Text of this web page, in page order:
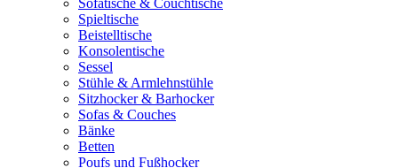
Sofatische & Couchtische
Spieltische
Beistelltische
Konsolentische
Sessel
Stühle & Armlehnstühle
Sitzhocker & Barhocker
Sofas & Couches
Bänke
Betten
Poufs und Fußhocker